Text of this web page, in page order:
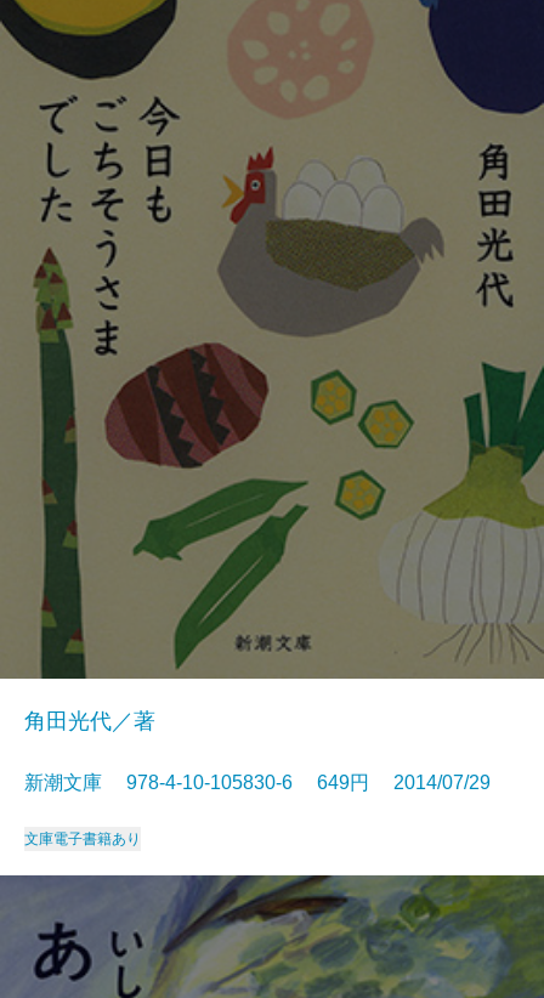
角田光代／著
新潮文庫 978-4-10-105830-6 649円 2014/07/29
文庫電子書籍あり